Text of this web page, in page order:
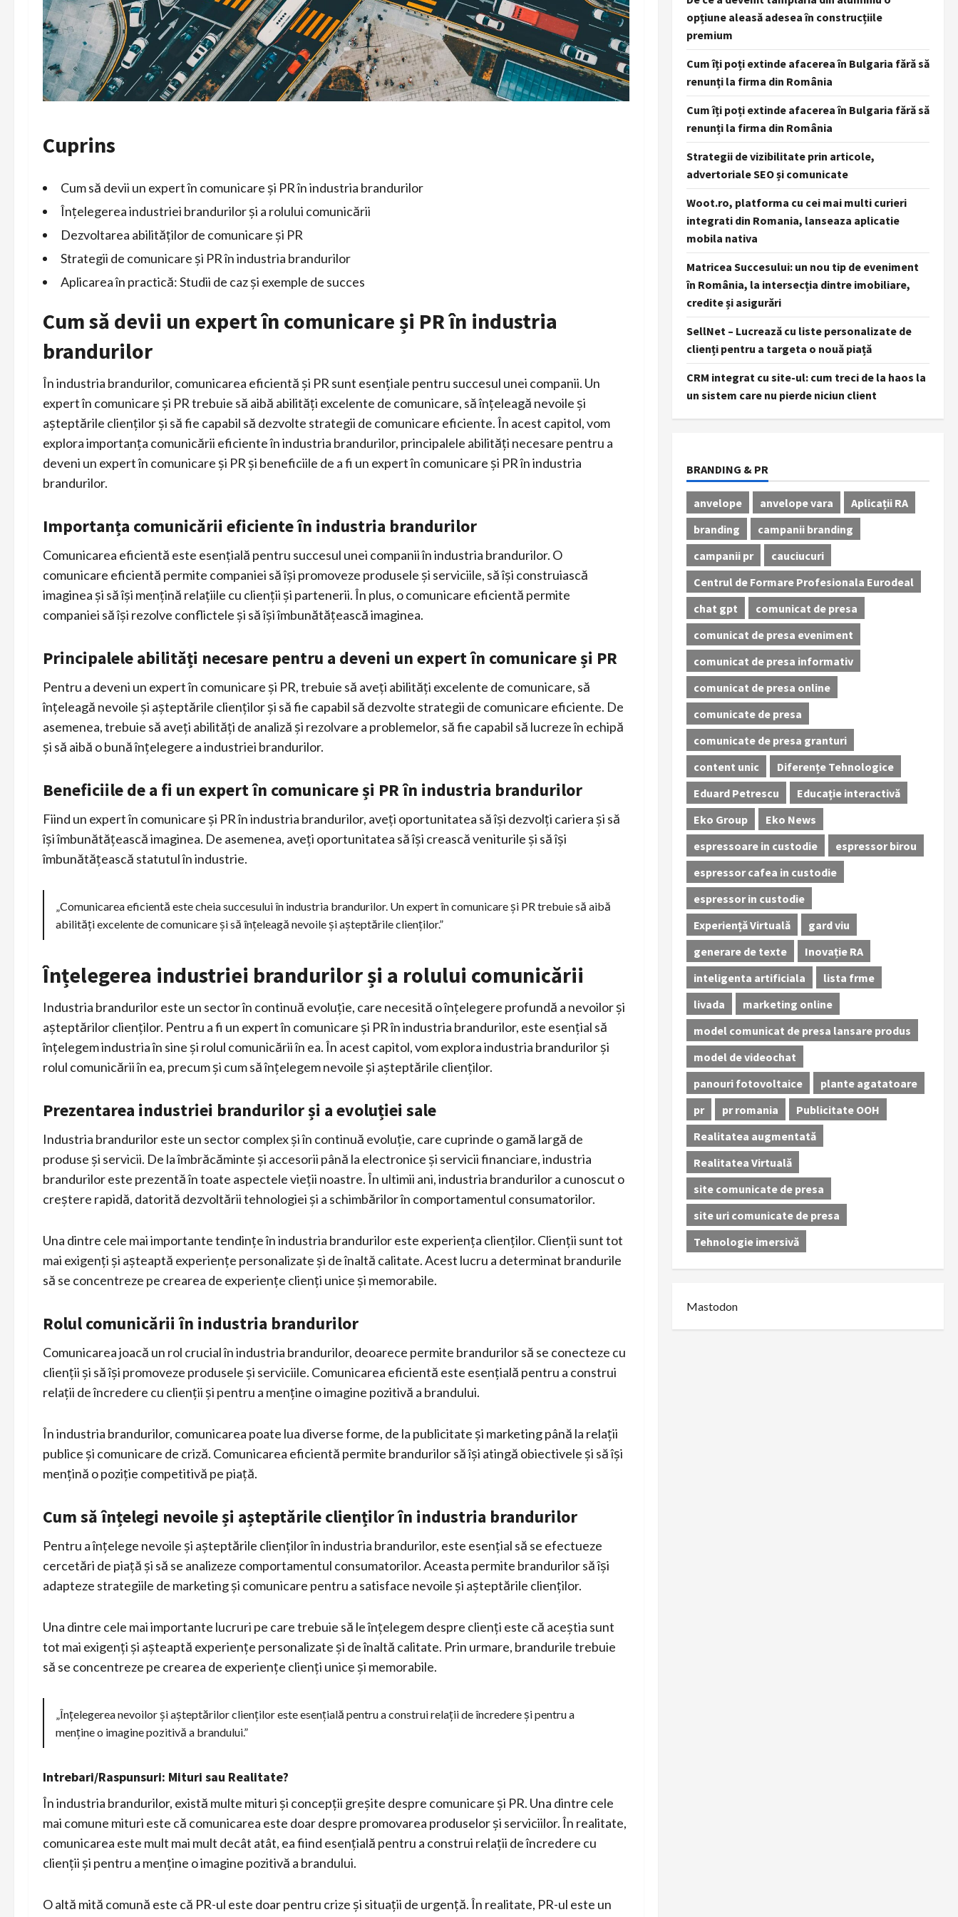
Cuprins
Cum să devii un expert în comunicare și PR în industria brandurilor
Înțelegerea industriei brandurilor și a rolului comunicării
Dezvoltarea abilităților de comunicare și PR
Strategii de comunicare și PR în industria brandurilor
Aplicarea în practică: Studii de caz și exemple de succes
Cum să devii un expert în comunicare și PR în industria
brandurilor
În industria brandurilor, comunicarea eficientă și PR sunt esențiale pentru succesul unei companii. Un
expert în comunicare și PR trebuie să aibă abilități excelente de comunicare, să înțeleagă nevoile și
așteptările clienților și să fie capabil să dezvolte strategii de comunicare eficiente. În acest capitol, vom
explora importanța comunicării eficiente în industria brandurilor, principalele abilități necesare pentru a
deveni un expert în comunicare și PR și beneficiile de a fi un expert în comunicare și PR în industria
brandurilor.
Importanța comunicării eficiente în industria brandurilor
Comunicarea eficientă este esențială pentru succesul unei companii în industria brandurilor. O
comunicare eficientă permite companiei să își promoveze produsele și serviciile, să își construiască
imaginea și să își mențină relațiile cu clienții și partenerii. În plus, o comunicare eficientă permite
companiei să își rezolve conflictele și să își îmbunătățească imaginea.
Principalele abilități necesare pentru a deveni un expert în comunicare și PR
Pentru a deveni un expert în comunicare și PR, trebuie să aveți abilități excelente de comunicare, să
înțeleagă nevoile și așteptările clienților și să fie capabil să dezvolte strategii de comunicare eficiente. De
asemenea, trebuie să aveți abilități de analiză și rezolvare a problemelor, să fie capabil să lucreze în echipă
și să aibă o bună înțelegere a industriei brandurilor.
Beneficiile de a fi un expert în comunicare și PR în industria brandurilor
Fiind un expert în comunicare și PR în industria brandurilor, aveți oportunitatea să își dezvolți cariera și să
își îmbunătățească imaginea. De asemenea, aveți oportunitatea să își crească veniturile și să își
îmbunătățească statutul în industrie.
„Comunicarea eficientă este cheia succesului în industria brandurilor. Un expert în comunicare și PR trebuie să aibă
abilități excelente de comunicare și să înțeleagă nevoile și așteptările clienților.”
Înțelegerea industriei brandurilor și a rolului comunicării
Industria brandurilor este un sector în continuă evoluție, care necesită o înțelegere profundă a nevoilor și
așteptărilor clienților. Pentru a fi un expert în comunicare și PR în industria brandurilor, este esențial să
înțelegem industria în sine și rolul comunicării în ea. În acest capitol, vom explora industria brandurilor și
rolul comunicării în ea, precum și cum să înțelegem nevoile și așteptările clienților.
Prezentarea industriei brandurilor și a evoluției sale
Industria brandurilor este un sector complex și în continuă evoluție, care cuprinde o gamă largă de
produse și servicii. De la îmbrăcăminte și accesorii până la electronice și servicii financiare, industria
brandurilor este prezentă în toate aspectele vieții noastre. În ultimii ani, industria brandurilor a cunoscut o
creștere rapidă, datorită dezvoltării tehnologiei și a schimbărilor în comportamentul consumatorilor.
Una dintre cele mai importante tendințe în industria brandurilor este experiența clienților. Clienții sunt tot
mai exigenți și așteaptă experiențe personalizate și de înaltă calitate. Acest lucru a determinat brandurile
să se concentreze pe crearea de experiențe clienți unice și memorabile.
Rolul comunicării în industria brandurilor
Comunicarea joacă un rol crucial în industria brandurilor, deoarece permite brandurilor să se conecteze cu
clienții și să își promoveze produsele și serviciile. Comunicarea eficientă este esențială pentru a construi
relații de încredere cu clienții și pentru a menține o imagine pozitivă a brandului.
În industria brandurilor, comunicarea poate lua diverse forme, de la publicitate și marketing până la relații
publice și comunicare de criză. Comunicarea eficientă permite brandurilor să își atingă obiectivele și să își
mențină o poziție competitivă pe piață.
Cum să înțelegi nevoile și așteptările clienților în industria brandurilor
Pentru a înțelege nevoile și așteptările clienților în industria brandurilor, este esențial să se efectueze
cercetări de piață și să se analizeze comportamentul consumatorilor. Aceasta permite brandurilor să își
adapteze strategiile de marketing și comunicare pentru a satisface nevoile și așteptările clienților.
Una dintre cele mai importante lucruri pe care trebuie să le înțelegem despre clienți este că aceștia sunt
tot mai exigenți și așteaptă experiențe personalizate și de înaltă calitate. Prin urmare, brandurile trebuie
să se concentreze pe crearea de experiențe clienți unice și memorabile.
„Înțelegerea nevoilor și așteptărilor clienților este esențială pentru a construi relații de încredere și pentru a
menține o imagine pozitivă a brandului.”
Intrebari/Raspunsuri: Mituri sau Realitate?
În industria brandurilor, există multe mituri și concepții greșite despre comunicare și PR. Una dintre cele
mai comune mituri este că comunicarea este doar despre promovarea produselor și serviciilor. În realitate,
comunicarea este mult mai mult decât atât, ea fiind esențială pentru a construi relații de încredere cu
clienții și pentru a menține o imagine pozitivă a brandului.
O altă mită comună este că PR-ul este doar pentru crize și situații de urgență. În realitate, PR-ul este un
opțiune aleasă adesea în construcțiile
premium
Cum îți poți extinde afacerea în Bulgaria fără să
renunți la firma din România
Cum îți poți extinde afacerea în Bulgaria fără să
renunți la firma din România
Strategii de vizibilitate prin articole,
advertoriale SEO și comunicate
Woot.ro, platforma cu cei mai multi curieri
integrati din Romania, lanseaza aplicatie
mobila nativa
Matricea Succesului: un nou tip de eveniment
în România, la intersecția dintre imobiliare,
credite și asigurări
SellNet – Lucrează cu liste personalizate de
clienți pentru a targeta o nouă piață
CRM integrat cu site-ul: cum treci de la haos la
un sistem care nu pierde niciun client
BRANDING & PR
anvelope anvelope vara
Aplicații RA
branding
campanii branding
campanii pr
cauciucuri
Centrul de Formare Profesionala Eurodeal
chat gpt
comunicat de presa
comunicat de presa eveniment
comunicat de presa informativ
comunicat de presa online
comunicate de presa
comunicate de presa granturi
content unic
Diferențe Tehnologice
Eduard Petrescu
Educație interactivă
Eko Group
Eko News
espressoare in custodie
espressor birou
espressor cafea in custodie
espressor in custodie
Experiență Virtuală
gard viu
generare de texte
Inovație RA
inteligenta artificiala
lista frme
livada
marketing online
model comunicat de presa lansare produs
model de videochat
panouri fotovoltaice
plante agatatoare
pr
pr romania
Publicitate OOH
Realitatea augmentată
Realitatea Virtuală
site comunicate de presa
site uri comunicate de presa
Tehnologie imersivă
Mastodon